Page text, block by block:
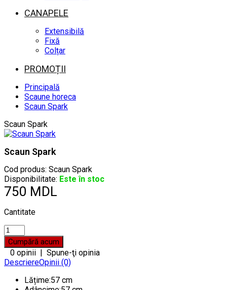
CANAPELE
Extensibilă
Fixă
Colțar
PROMOȚII
Principală
Scaune horeca
Scaun Spark
Scaun Spark
Scaun Spark
Cod produs: Scaun Spark
Disponibilitate: Este în stoc
750 MDL
Cantitate
0 opinii | Spune-ţi opinia
DescriereOpinii (0)
Lățime:57 cm